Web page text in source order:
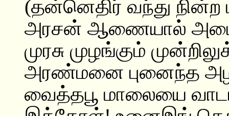
(தன்னெதிர் வந்து
அரசன் ஆணையால்
முரசு முழங்கும்
அரண்மனை புனைந்த
வைத்தபூ மாலையை